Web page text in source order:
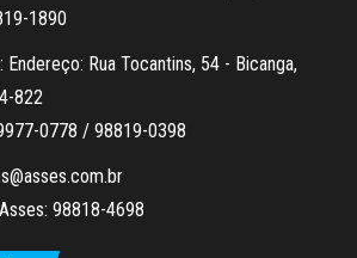
1890
Rua Tocantins, 54 - Bicanga,
822
0778 / 98819-0398
98818-4698